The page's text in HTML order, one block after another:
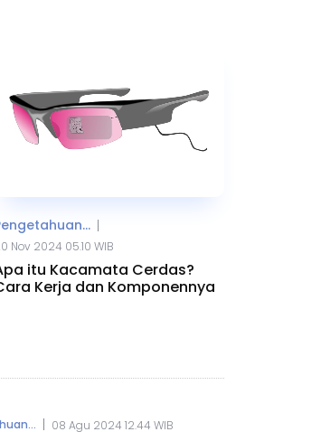
|
Nov 2024 05.10 WIB
itu Kacamata Cerdas?
Kerja dan Komponennya
08 Agu 2024 12.44 WIB